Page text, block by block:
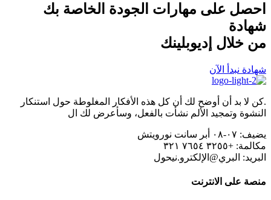
احصل على مهارات الجودة الخاصة بك
شهادة
من خلال إديوبلينك
شهادة نبدأ الآن
.كن لا بد أن أوضح لك أن كل هذه الأفكار المغلوطة حول استنكار
النشوة وتمجيد الألم نشأت بالفعل، وسأعرض لك ال
يضيف:
مكالمة: +٣٢٥٥ ٧٦٥٤ ٣٢١
البريد: البري@الإلكترو.نيحول
منصة على الانترنت